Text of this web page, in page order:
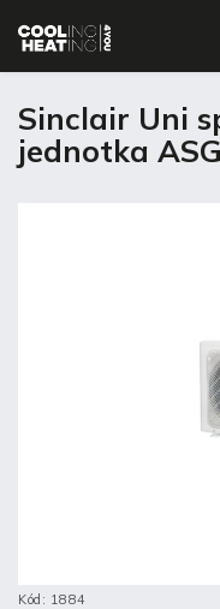
Sinclair Uni
jednotka
Kód: 1884